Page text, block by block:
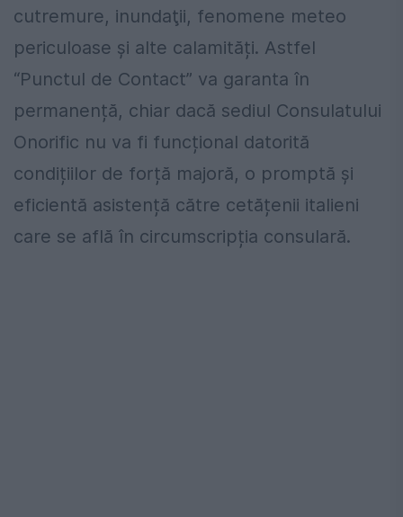
cutremure, inundaţii, fenomene meteo
periculoase și alte calamități. Astfel
“Punctul de Contact” va garanta în
permanență, chiar dacă sediul Consulatului
Onorific nu va fi funcțional datorită
condițiilor de forță majoră, o promptă și
eficientă asistență către cetățenii italieni
care se află în circumscripția consulară.